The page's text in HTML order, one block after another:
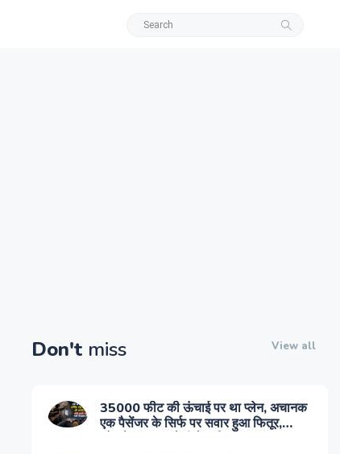
Don't miss View all
35000 फीट की ऊंचाई पर था प्‍लेन, अचानक
एक पैसेंजर के सिर्फ पर सवार हुआ फितूर,